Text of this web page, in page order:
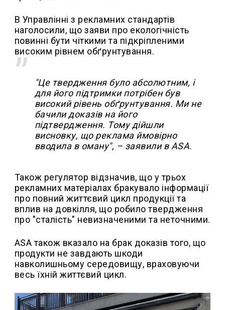
В Управлінні з рекламних стандартів
наголосили, що заяви про екологічність
повинні бути чіткими та підкріпленими
високим рівнем обґрунтування.
"Це твердження було абсолютним, і
для його підтримки потрібен був
високий рівень обґрунтування. Ми не
бачили доказів на його
підтвердження. Тому дійшли
висновку, що реклама ймовірно
вводила в оману", – заявили в ASA.
Також регулятор відзначив, що у трьох
рекламних матеріалах бракувало інформації
про повний життєвий цикл продукції та
вплив на довкілля, що робило твердження
про "сталість" невизначеними та неточними.
ASA також вказало на брак доказів того, що
продукти не завдають шкоди
навколишньому середовищу, враховуючи
весь їхній життєвий цикл.